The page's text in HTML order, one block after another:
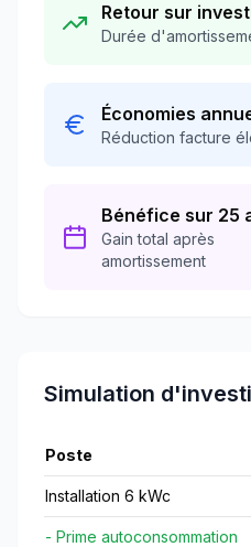
Retour sur
Durée
Économies
Réduction facture
Bénéfice sur 25
Gain total après
amortissement
Simulation
Poste
Installation 6 kWc
- Prime autoconsommation